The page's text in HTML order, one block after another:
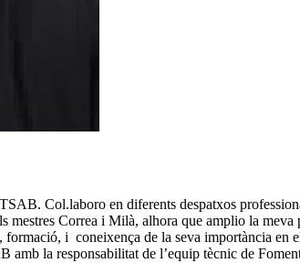
Col.laboro en diferents despatxos
mestres Correa i Milà, alhora que amplio la
i coneixença de la seva importància
la responsabilitat de l’equip tècnic de